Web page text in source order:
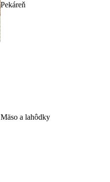
Pekáreň
Mäso a lahôdky